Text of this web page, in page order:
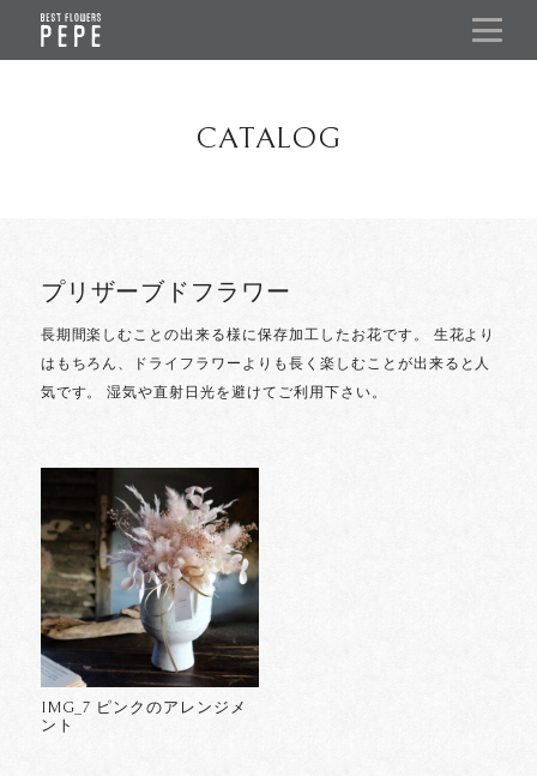
CATALOG
プリザーブドフラワー
長期間楽しむことの出来る様に保存加工したお花です。
生花より
はもちろん、ドライフラワーよりも長く楽しむことが出来ると人
気です。
湿気や直射日光を避けてご利用下さい。
IMG_7 ピンクのアレンジメ
ント